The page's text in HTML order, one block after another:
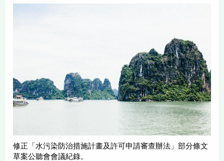
修正「水污染防治措施計畫及許可申請審查辦法」部分條文
草案公聽會會議紀錄。